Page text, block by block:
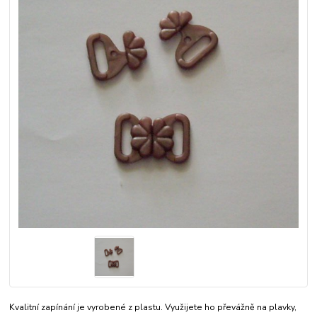
Kvalitní zapínání je vyrobené z plastu. Využijete ho převážně na plavky,